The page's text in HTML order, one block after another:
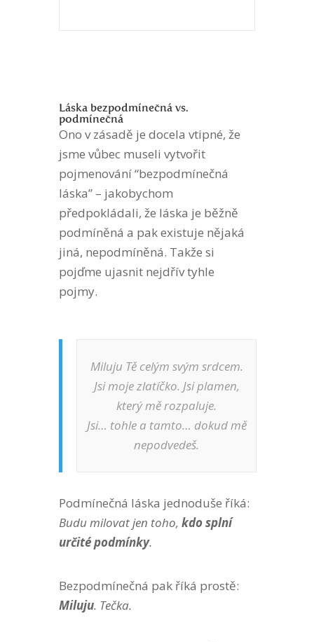
Láska bezpodmínečná vs.
podmínečná
Ono v zásadě je docela vtipné, že
jsme vůbec museli vytvořit
pojmenování “bezpodmínečná
láska” – jakobychom
předpokládali, že láska je běžně
podmíněná a pak existuje nějaká
jiná, nepodmíněná. Takže si
pojďme ujasnit nejdřív tyhle
pojmy.
Miluju Tě celým svým srdcem.
Jsi moje zlatíčko. Jsi plamen,
který mě rozpaluje.
Jsi… tohle a tamto… dokud mě
nepodvedeš.
Podmínečná láska jednoduše říká:
Budu milovat jen toho, kdo splní
určité podmínky.
Bezpodmínečná pak říká prostě:
Miluju. Tečka.